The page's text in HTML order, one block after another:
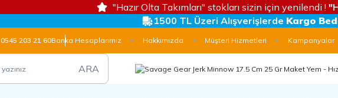
"Hazır Olta Takımları" stokları sizin için yenilendi !
1500 TL Üzeri Alışverişlerde Kargo
0545 203 21 60Banka Hesaplarımız Hakkımızda Müşteri Hizmetleri Kampanyalar
ARA